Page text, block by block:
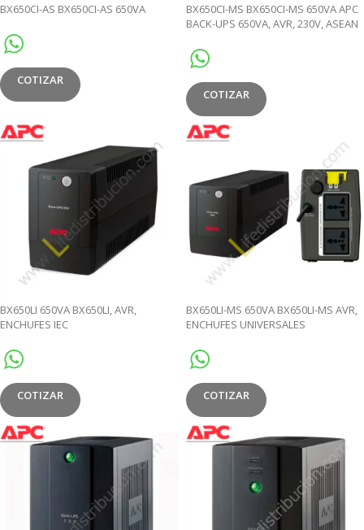
BX650CI-AS BX650CI-AS 650VA
COTIZAR
BX650CI-MS BX650CI-MS 650VA APC
BACK-UPS 650VA, AVR, 230V, ASEAN
COTIZAR
BX650LI 650VA BX650LI, AVR,
ENCHUFES IEC
COTIZAR
BX650LI-MS 650VA BX650LI-MS AVR,
ENCHUFES UNIVERSALES
COTIZAR